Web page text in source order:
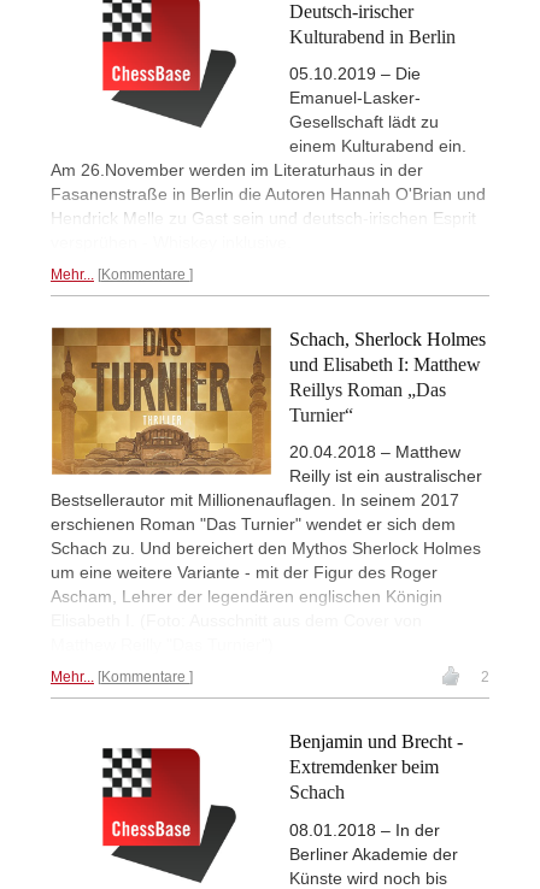
Deutsch-irischer
Kulturabend in Berlin
05.10.2019 – Die
Emanuel-Lasker-
Gesellschaft lädt zu
einem Kulturabend ein.
Am 26.November werden im Literaturhaus in der
Fasanenstraße in Berlin die Autoren Hannah O'Brian und
Hendrick Melle zu Gast sein und deutsch-irischen Esprit
Mehr... Kommentare
Schach, Sherlock Holmes
und Elisabeth I: Matthew
Reillys Roman „Das
Turnier“
20.04.2018 – Matthew
Reilly ist ein australischer
Bestsellerautor mit Millionenauflagen. In seinem 2017
erschienen Roman "Das Turnier" wendet er sich dem
Schach zu. Und bereichert den Mythos Sherlock Holmes
um eine weitere Variante - mit der Figur des Roger
Ascham, Lehrer der legendären englischen Königin
Mehr... Kommentare 2
Benjamin und Brecht -
Extremdenker beim
Schach
08.01.2018 – In der
Berliner Akademie der
Künste wird noch bis